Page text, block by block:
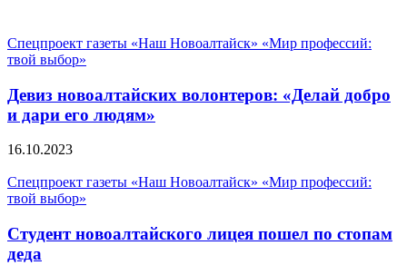
Спецпроект газеты «Наш Новоалтайск» «Мир профессий:
твой выбор»
Девиз новоалтайских волонтеров: «Делай добро
и дари его людям»
16.10.2023
Спецпроект газеты «Наш Новоалтайск» «Мир профессий:
твой выбор»
Студент новоалтайского лицея пошел по стопам
деда